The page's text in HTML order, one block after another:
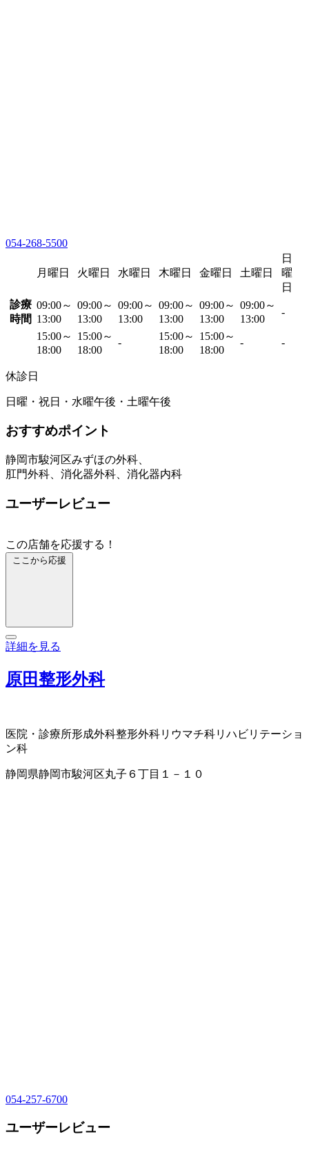
054-268-5500
月曜日 火曜日 水曜日 木曜日 金曜日 土曜日
日
曜
日
診療
時間
09:00～
13:00
09:00～
13:00
09:00～
13:00
09:00～
13:00
09:00～
13:00
09:00～
13:00
-
15:00～
18:00
15:00～
18:00
-
15:00～
18:00
15:00～
18:00
- -
休診日
日曜・祝日・水曜午後・土曜午後
おすすめポイント
静岡市駿河区みずほの外科、
肛門外科、消化器外科、消化器内科
ユーザーレビュー
この店舗を応援する！
ここから応援
詳細を見る
原田整形外科
医院・診療所形成外科整形外科リウマチ科リハビリテーショ
ン科
静岡県静岡市駿河区丸子６丁目１－１０
054-257-6700
ユーザーレビュー